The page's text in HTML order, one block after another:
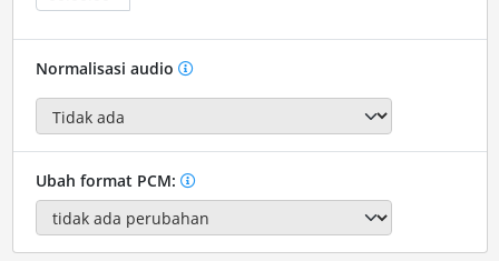
Normalisasi audio
Ubah format PCM: